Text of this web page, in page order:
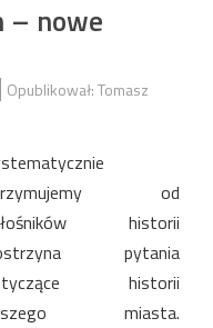
– nowe
Opublikował: Tomasz
od
historii
pytania
historii
miasta.